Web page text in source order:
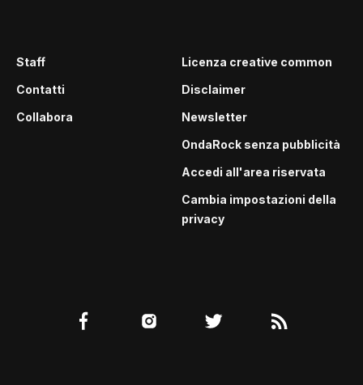
Staff
Contatti
Collabora
Licenza creative common
Disclaimer
Newsletter
OndaRock senza pubblicità
Accedi all'area riservata
Cambia impostazioni della
privacy